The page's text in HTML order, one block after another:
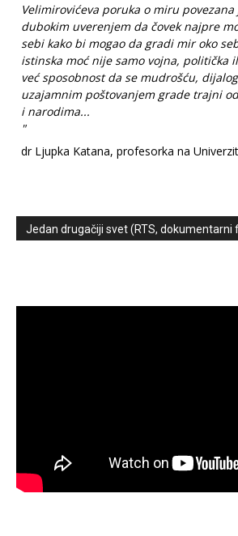
Velimirovićeva poruka o miru
dubokim uverenjem da čovek najpre
sebi kako bi mogao da gradi mir oko
istinska moć nije samo vojna, politička
već sposobnost da se mudrošću,
uzajamnim poštovanjem grade trajni
i narodima...
"
dr Ljupka Katana, profesorka na
Jedan drugačiji svet (RTS, dokumentarni